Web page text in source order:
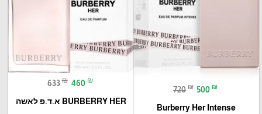
720 ₪ 500 ₪
Burberry Her Intense
633 ₪ 460 ₪
BURBERRY HER א.ד.פ לאשה